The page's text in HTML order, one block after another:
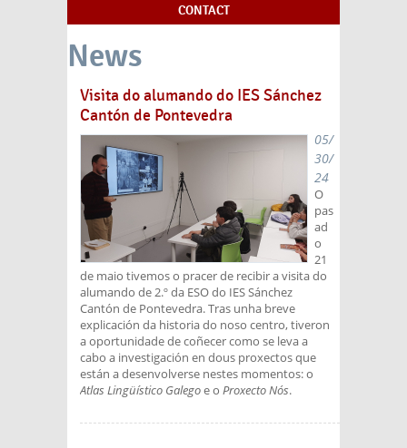
CONTACT
News
Visita do alumando do IES Sánchez
Cantón de Pontevedra
05/
30/
24
O
pas
ad
o
21
de maio tivemos o pracer de recibir a visita do
alumando de 2.º da ESO do IES Sánchez
Cantón de Pontevedra. Tras unha breve
explicación da historia do noso centro, tiveron
a oportunidade de coñecer como se leva a
cabo a investigación en dous proxectos que
están a desenvolverse nestes momentos: o
Atlas Lingüístico Galegoe o Proxecto Nós.